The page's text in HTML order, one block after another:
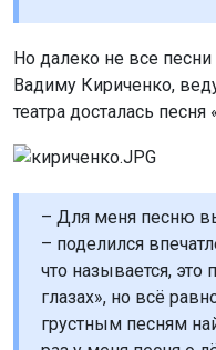
Но далеко не все песни
Вадиму Кириченко,
театра досталась
– Для меня песню
– поделился
что называется, это
глазах», но всё
грустным песням